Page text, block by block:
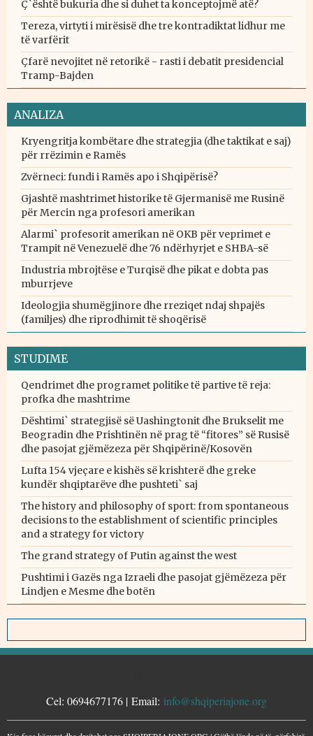
Ç`është bukuria dhe si duhet ta konceptojmë atë?
Tereza, virtyti i mirësisë dhe tre kontradiktat lidhur me
të varfërit
Çfarë nevojitet në retorikë - rasti i debatit presidencial
Tramp-Bajden
ANALIZA
Kryengritja kombëtare dhe strategjia (dhe taktikat e saj)
për rrëzimin e Ramës
Zvërneci: fundi i Ramës apo i Shqipërisë?
Gjashtë mashtrimet historike të Gjermanisë me Rusinë
për Mercin nga profesori amerikan
Alarmi` profesorit amerikan në OKB për veprimet e
Trampit në Venezuelë dhe 76 ndërhyrjet e SHBA-së
Industria mbrojtëse e Turqisë dhe pikat e dobta pas
mburrjeve
Ideologjia shumëgjinore dhe rreziqet ndaj shpajës
(familjes) dhe riprodhimit të shoqërisë
STUDIME
Qendrimet dhe programet politike të partive të reja:
profka dhe mashtrime
Dështimi` strategjisë së Uashingtonit dhe Brukselit me
Beogradin dhe Prishtinën në prag të “fitores” së Rusisë
dhe pasojat gjëmëzeza për Shqipërinë/Kosovën
Lufta 154 vjeçare e kishës së krishterë dhe greke
kundër shqiptarëve dhe pushteti` saj
The history and philosophy of sport: from spontaneous
decisions to the establishment of scientific principles
and a strategy for victory
The grand strategy of Putin against the west
Pushtimi i Gazës nga Izraeli dhe pasojat gjëmëzeza për
Lindjen e Mesme dhe botën
Cel: 0694677176 | Email: info@shqiperiajone.org